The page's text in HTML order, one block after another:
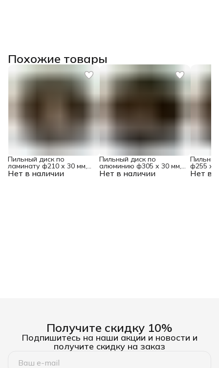
Похожие товары
Нет в наличии
Пильный диск по
ламинату ф210 х 30 мм,
64 зубьев Denzel Нет в наличии
Пильный диск по
алюминию ф305 х 30 мм,
100 зубьев Denzel Нет в
ф255 х
Denzel
Получите скидку 10%
Подпишитесь на наши акции и новости и
получите скидку на заказ